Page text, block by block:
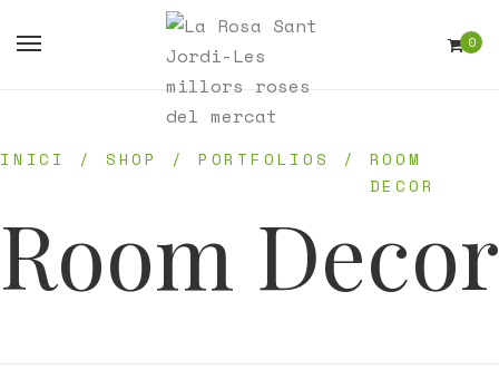
0
INICI / SHOP / PORTFOLIOS /
ROOM
DECOR
Room Decor